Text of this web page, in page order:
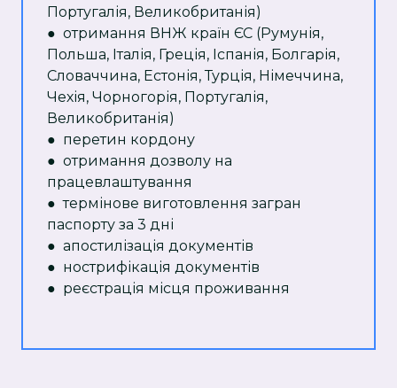
Португалія, Великобританія)
● отримання ВНЖ країн ЄС (Румунія,
Польша, Італія, Греція, Іспанія, Болгарія,
Словаччина, Естонія, Турція, Німеччина,
Чехія, Чорногорія, Португалія,
Великобританія)
● перетин кордону
● отримання дозволу на
працевлаштування
● термінове виготовлення загран
паспорту за 3 дні
● апостилізація документів
● нострифікація документів
● реєстрація місця проживання